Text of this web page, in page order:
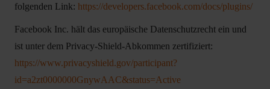
folgenden Link: https://developers.facebook.com/docs/plugins/
Facebook Inc. hält das europäische Datenschutzrecht ein und
ist unter dem Privacy-Shield-Abkommen zertifiziert:
https://www.privacyshield.gov/participant?
id=a2zt0000000GnywAAC&status=Active